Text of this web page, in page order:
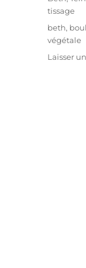
tissage
beth,
végétale
Laisser